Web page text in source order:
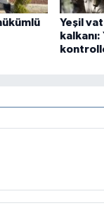
Yeşil
kalkanı: